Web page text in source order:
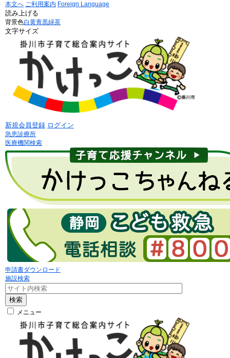
本文へ ご利用案内 Foreign Language
読み上げる
背景色白黄青黒緑茶
文字サイズ
新規会員登録 ログイン
急患診療所
医療機関検索
申請書ダウンロード
施設検索
検索
メニュー